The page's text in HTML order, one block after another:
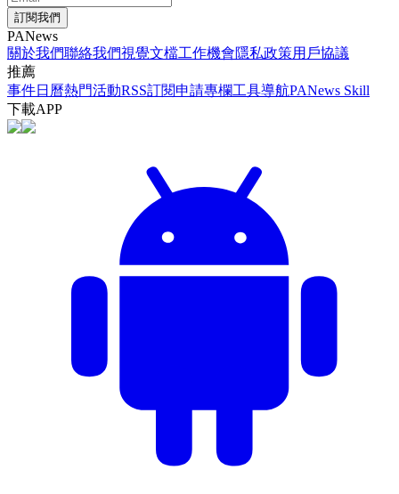
訂閱我們
PANews
關於我們聯絡我們視覺文檔工作機會隱私政策用戶協議
推薦
事件日曆熱門活動RSS訂閱申請專欄工具導航PANews Skill
下載APP